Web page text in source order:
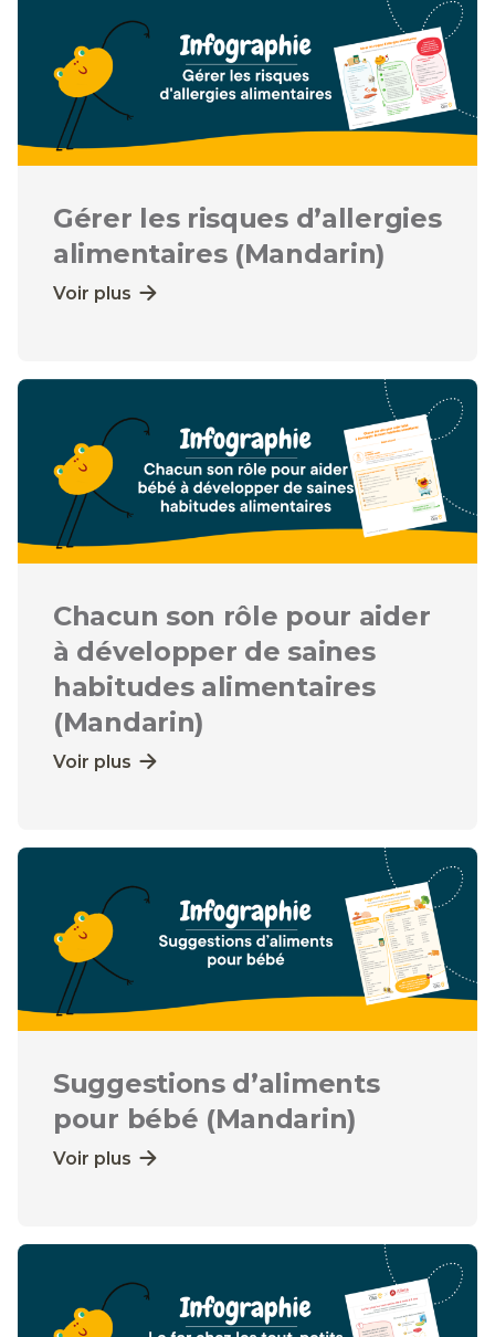
Gérer les risques d’allergies
alimentaires (Mandarin)
Voir plus
Chacun son rôle pour aider
à développer de saines
habitudes alimentaires
(Mandarin)
Voir plus
Suggestions d’aliments
pour bébé (Mandarin)
Voir plus